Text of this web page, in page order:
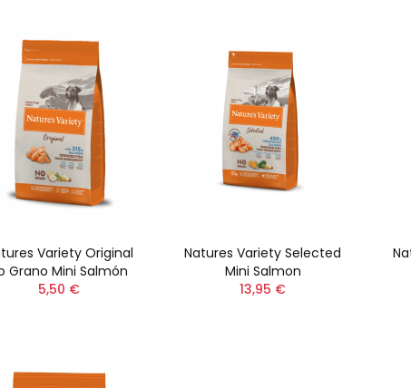
Variety Original
Grano Mini Salmón
5,50 €
Natures Variety Selected
Mini Salmon
13,95 €